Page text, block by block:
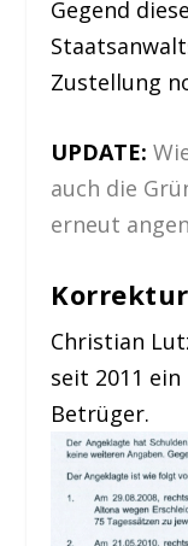
Gegend
Zustellung
UPDATE:
auch die
erneut
Christian
seit 2011
Betrüger.